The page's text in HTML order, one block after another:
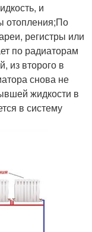
и
отопления;По
регистры или
по радиаторам
из второго в
снова не
жидкости в
в систему